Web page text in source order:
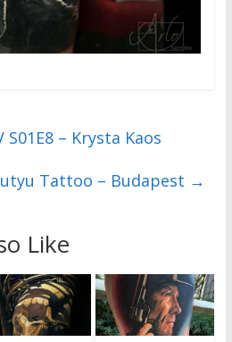
– Krysta Kaos
Tattoo – Budapest →
Like